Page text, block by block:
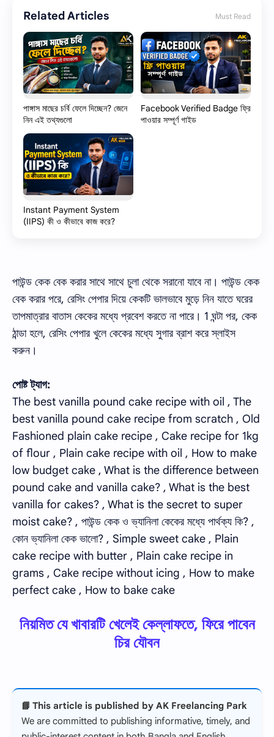
Related Articles Must Read
পাঙ্গাস মাছের চর্বি ফেলে দিচ্ছেন? জেনে
নিন এই তথ্যগুলো
Facebook Verified Badge ফ্রি
পাওয়ার সম্পূর্ণ গাইড
Instant Payment System
(IIPS) কী ও কীভাবে কাজ করে?
পাউন্ড কেক বেক করার সাথে সাথে চুলা থেকে সরানো যাবে না। পাউন্ড কেক
বেক করার পরে, রেসিং পেপার দিয়ে কেকটি ভালভাবে মুড়ে নিন যাতে ঘরের
তাপমাত্রার বাতাস কেকের মধ্যে প্রবেশ করতে না পারে। 1 ঘন্টা পর, কেক
ঠান্ডা হলে, রেসিং পেপার খুলে কেকের মধ্যে সুগার ব্রাশ করে স্লাইস
করুন।
পোষ্ট ট্যাগ:
The best vanilla pound cake recipe with oil , The
best vanilla pound cake recipe from scratch , Old
Fashioned plain cake recipe , Cake recipe for 1kg
of flour , Plain cake recipe with oil , How to make
low budget cake , What is the difference between
pound cake and vanilla cake? , What is the best
vanilla for cakes? , What is the secret to super
moist cake? , পাউন্ড কেক ও ভ্যানিলা কেকের মধ্যে পার্থক্য কি? ,
কোন ভ্যানিলা কেক ভালো? , Simple sweet cake , Plain
cake recipe with butter , Plain cake recipe in
grams , Cake recipe without icing , How to make
perfect cake , How to bake cake
নিয়মিত যে খাবারটি খেলেই কেল্লাফতে, ফিরে পাবেন
চির যৌবন
📘 This article is published by AK Freelancing Park
We are committed to publishing informative, timely, and